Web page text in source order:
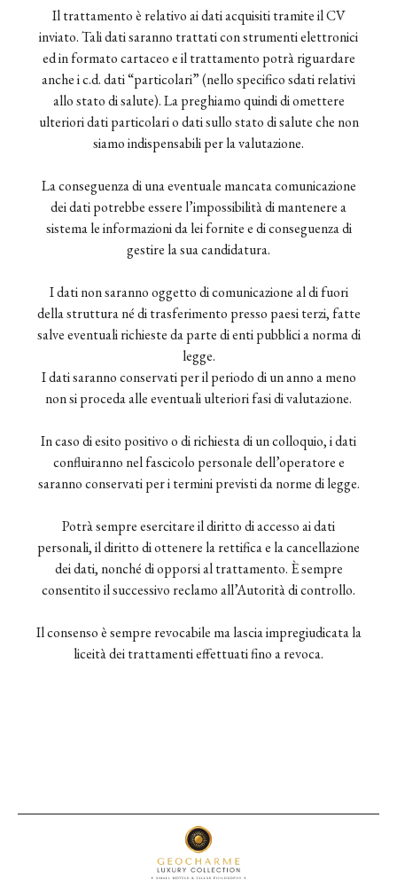
Il trattamento è relativo ai dati acquisiti tramite il CV
inviato. Tali dati saranno trattati con strumenti elettronici
ed in formato cartaceo e il trattamento potrà riguardare
anche i c.d. dati “particolari” (nello specifico sdati relativi
allo stato di salute). La preghiamo quindi di omettere
ulteriori dati particolari o dati sullo stato di salute che non
siamo indispensabili per la valutazione.
La conseguenza di una eventuale mancata comunicazione
dei dati potrebbe essere l’impossibilità di mantenere a
sistema le informazioni da lei fornite e di conseguenza di
gestire la sua candidatura.
I dati non saranno oggetto di comunicazione al di fuori
della struttura né di trasferimento presso paesi terzi, fatte
salve eventuali richieste da parte di enti pubblici a norma di
legge.
I dati saranno conservati per il periodo di un anno a meno
non si proceda alle eventuali ulteriori fasi di valutazione.
In caso di esito positivo o di richiesta di un colloquio, i dati
confluiranno nel fascicolo personale dell’operatore e
saranno conservati per i termini previsti da norme di legge.
Potrà sempre esercitare il diritto di accesso ai dati
personali, il diritto di ottenere la rettifica e la cancellazione
dei dati, nonché di opporsi al trattamento. È sempre
consentito il successivo reclamo all’Autorità di controllo.
Il consenso è sempre revocabile ma lascia impregiudicata la
liceità dei trattamenti effettuati fino a revoca.